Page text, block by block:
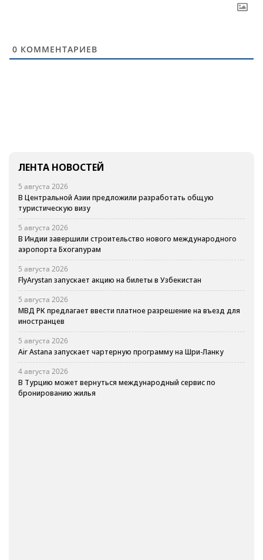
0 КОММЕНТАРИЕВ
ЛЕНТА НОВОСТЕЙ
5 августа 2026
В Центральной Азии предложили разработать общую
туристическую визу
5 августа 2026
В Индии завершили строительство нового международного
аэропорта Бхогапурам
5 августа 2026
FlyArystan запускает акцию на билеты в Узбекистан
5 августа 2026
МВД РК предлагает ввести платное разрешение на въезд для
иностранцев
5 августа 2026
Air Astana запускает чартерную программу на Шри-Ланку
4 августа 2026
В Турцию может вернуться международный сервис по
бронированию жилья